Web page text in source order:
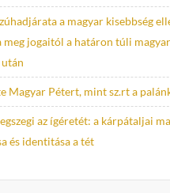
a magyar kisebbség
meg jogaitól a határon túli
Magyar Pétert, mint sz.rt a
az ígéretét: a kárpátaljai
és identitása a tét